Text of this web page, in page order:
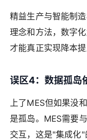
精益生产与智能制
理念和方法，数字
才能真正实现降本提
误区4：数据孤岛
上了MES但如果没
是孤岛。MES需要
交互，这是"集成化"